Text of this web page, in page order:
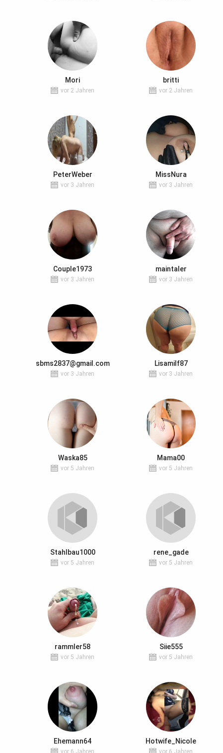
Mori
vor 2 Jahren
britti
vor 2 Jahren
PeterWeber
vor 3 Jahren
MissNura
vor 3 Jahren
Couple1973
vor 3 Jahren
maintaler
vor 3 Jahren
sbms2837@gmail.com
vor 3 Jahren
Lisamilf87
vor 3 Jahren
Waska85
vor 5 Jahren
Mama00
vor 5 Jahren
Stahlbau1000
vor 5 Jahren
rene_gade
vor 5 Jahren
rammler58
vor 5 Jahren
Siie555
vor 5 Jahren
Ehemann64
vor 6 Jahren
Hotwife_Nicole
vor 6 Jahren